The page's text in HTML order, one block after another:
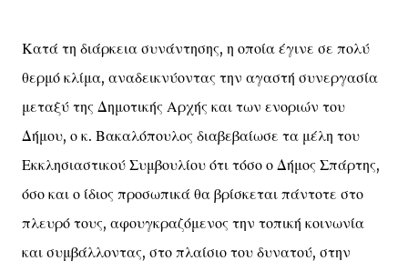
Κατά τη διάρκεια συνάντησης, η οποία έγινε σε πολύ
θερμό κλίμα, αναδεικνύοντας την αγαστή συνεργασία
μεταξύ της Δημοτικής Αρχής και των ενοριών του
Δήμου, ο κ. Βακαλόπουλος διαβεβαίωσε τα μέλη του
Εκκλησιαστικού Συμβουλίου ότι τόσο ο Δήμος Σπάρτης,
όσο και ο ίδιος προσωπικά θα βρίσκεται πάντοτε στο
πλευρό τους, αφουγκραζόμενος την τοπική κοινωνία
και συμβάλλοντας, στο πλαίσιο του δυνατού, στην